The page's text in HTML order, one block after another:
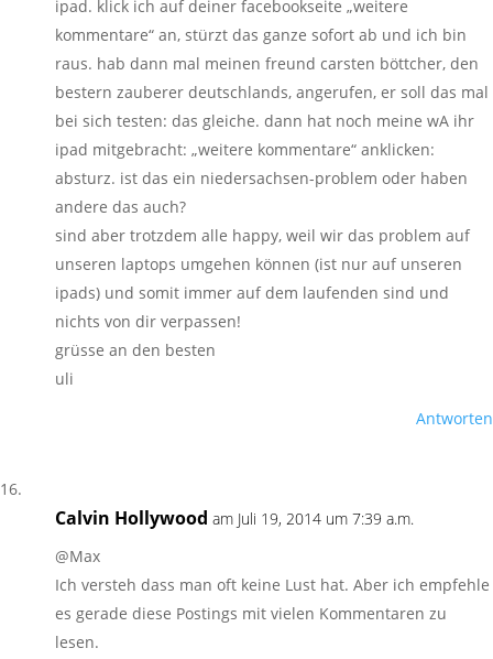
ipad. klick ich auf deiner facebookseite „weitere
kommentare“ an, stürzt das ganze sofort ab und ich bin
raus. hab dann mal meinen freund carsten böttcher, den
bestern zauberer deutschlands, angerufen, er soll das mal
bei sich testen: das gleiche. dann hat noch meine wA ihr
ipad mitgebracht: „weitere kommentare“ anklicken:
absturz. ist das ein niedersachsen-problem oder haben
andere das auch?
sind aber trotzdem alle happy, weil wir das problem auf
unseren laptops umgehen können (ist nur auf unseren
ipads) und somit immer auf dem laufenden sind und
nichts von dir verpassen!
grüsse an den besten
uli
Antworten
Calvin Hollywood am Juli 19, 2014 um 7:39 a.m.
@Max
Ich versteh dass man oft keine Lust hat. Aber ich empfehle
es gerade diese Postings mit vielen Kommentaren zu
lesen.